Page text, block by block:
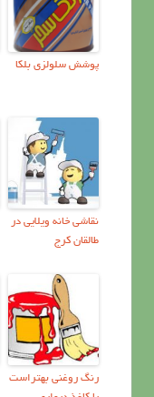
پوشش سلولزي بلکا
نقاشی خانه ویلایی در
طالقان کرج
رنگ روغني بهتراست